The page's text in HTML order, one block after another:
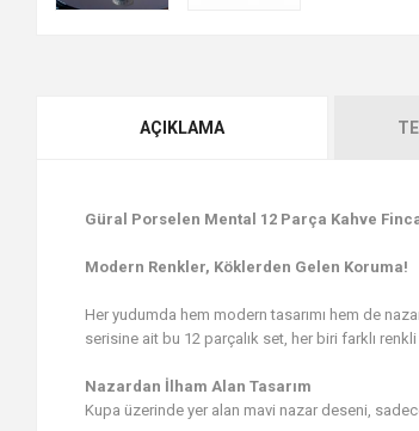
AÇIKLAMA
Güral Porselen Mental 12 Parça Kahve
Modern Renkler, Köklerden Gelen Koruma!
Her yudumda hem modern tasarımı hem de
serisine ait bu 12 parçalık set, her biri farklı
Nazardan İlham Alan Tasarım
Kupa üzerinde yer alan mavi nazar deseni,